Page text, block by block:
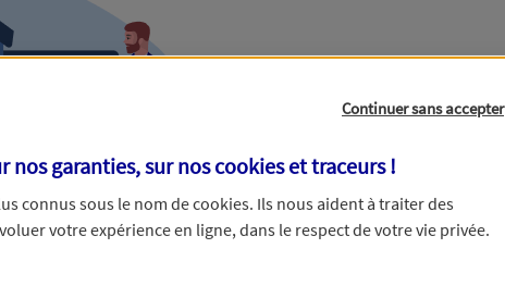
Continuer sans accepter
nos garanties, sur noscookies et traceurs!
connus sous le nom decookies. Ils nous aident à traiter des
votre expérience en ligne, dans le respect de votre vie privée.